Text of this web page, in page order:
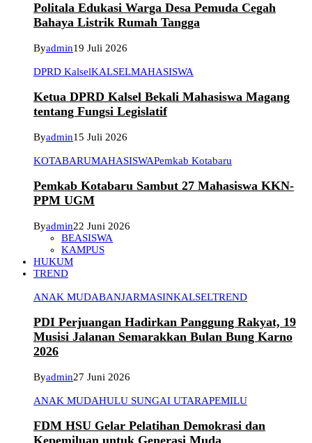
Politala Edukasi Warga Desa Pemuda Cegah
Bahaya Listrik Rumah Tangga
Byadmin19 Juli 2026
DPRD KalselKALSELMAHASISWA
Ketua DPRD Kalsel Bekali Mahasiswa Magang
tentang Fungsi Legislatif
Byadmin15 Juli 2026
KOTABARUMAHASISWAPemkab Kotabaru
Pemkab Kotabaru Sambut 27 Mahasiswa KKN-
PPM UGM
Byadmin22 Juni 2026
BEASISWA
KAMPUS
HUKUM
TREND
ANAK MUDABANJARMASINKALSELTREND
PDI Perjuangan Hadirkan Panggung Rakyat, 19
Musisi Jalanan Semarakkan Bulan Bung Karno
2026
Byadmin27 Juni 2026
ANAK MUDAHULU SUNGAI UTARAPEMILU
FDM HSU Gelar Pelatihan Demokrasi dan